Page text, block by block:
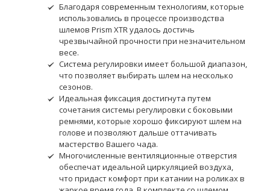
Благодаря современным технологиям, которые
использовались в процессе производства
шлемов Prism XTR удалось достичь
чрезвычайной прочности при незначительном
весе.
Система регулировки имеет большой диапазон,
что позволяет выбирать шлем на несколько
сезонов.
Идеальная фиксация достигнута путем
сочетания системы регулировки с боковыми
ремнями, которые хорошо фиксируют шлем на
голове и позволяют дальше оттачивать
мастерство Вашего чада.
Многочисленные вентиляционные отверстия
обеспечат идеальной циркуляцией воздуха,
что придаст комфорт при катании на роликах в